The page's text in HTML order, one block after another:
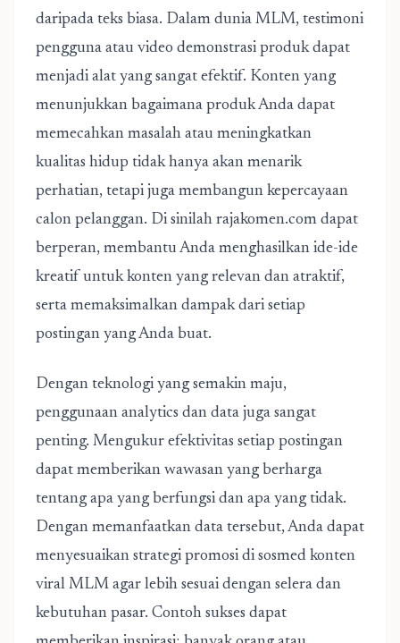
daripada teks biasa. Dalam dunia MLM, testimoni
pengguna atau video demonstrasi produk dapat
menjadi alat yang sangat efektif. Konten yang
menunjukkan bagaimana produk Anda dapat
memecahkan masalah atau meningkatkan
kualitas hidup tidak hanya akan menarik
perhatian, tetapi juga membangun kepercayaan
calon pelanggan. Di sinilah rajakomen.com dapat
berperan, membantu Anda menghasilkan ide-ide
kreatif untuk konten yang relevan dan atraktif,
serta memaksimalkan dampak dari setiap
postingan yang Anda buat.
Dengan teknologi yang semakin maju,
penggunaan analytics dan data juga sangat
penting. Mengukur efektivitas setiap postingan
dapat memberikan wawasan yang berharga
tentang apa yang berfungsi dan apa yang tidak.
Dengan memanfaatkan data tersebut, Anda dapat
menyesuaikan strategi promosi di sosmed konten
viral MLM agar lebih sesuai dengan selera dan
kebutuhan pasar. Contoh sukses dapat